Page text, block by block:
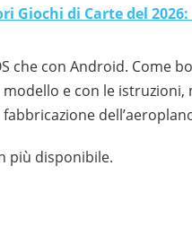
Giochi di Carte del
che con Android. Come
e con le
più disponibile.